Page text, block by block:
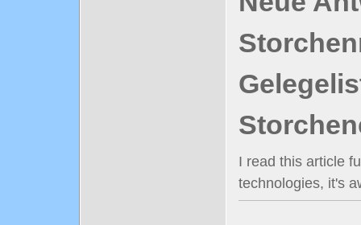
I read this article
technologies, it's